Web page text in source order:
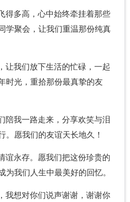
得多高，心中始终牵挂着那些
学聚会，让我们重温那份纯真
让我们放下生活的忙碌，一起
时光，重拾那份最真挚的友
陪我一路走来，分享欢笑与泪
。愿我们的友谊天长地久！
谊永存。愿我们把这份珍贵的
为我们人生中最美好的回忆。
我想对你们说声谢谢，谢谢你